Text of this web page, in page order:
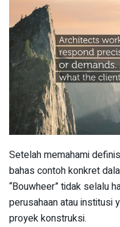
Setelah memahami
bahas contoh konkret
“Bouwheer” tidak selalu
perusahaan atau institusi
proyek konstruksi.